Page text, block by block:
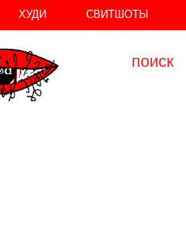
ХУДИ СВИТШОТЫ